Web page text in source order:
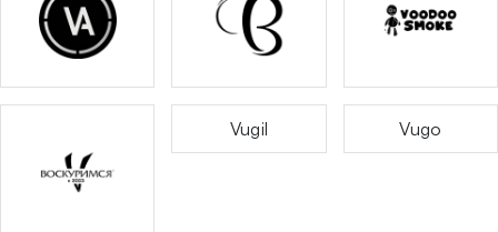
Vugil Vugo